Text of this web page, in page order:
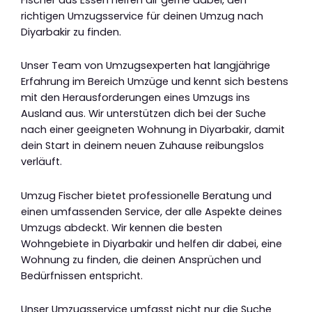
richtigen Umzugsservice für deinen Umzug nach
Diyarbakir zu finden.
Unser Team von Umzugsexperten hat langjährige
Erfahrung im Bereich Umzüge und kennt sich bestens
mit den Herausforderungen eines Umzugs ins
Ausland aus. Wir unterstützen dich bei der Suche
nach einer geeigneten Wohnung in Diyarbakir, damit
dein Start in deinem neuen Zuhause reibungslos
verläuft.
Umzug Fischer bietet professionelle Beratung und
einen umfassenden Service, der alle Aspekte deines
Umzugs abdeckt. Wir kennen die besten
Wohngebiete in Diyarbakir und helfen dir dabei, eine
Wohnung zu finden, die deinen Ansprüchen und
Bedürfnissen entspricht.